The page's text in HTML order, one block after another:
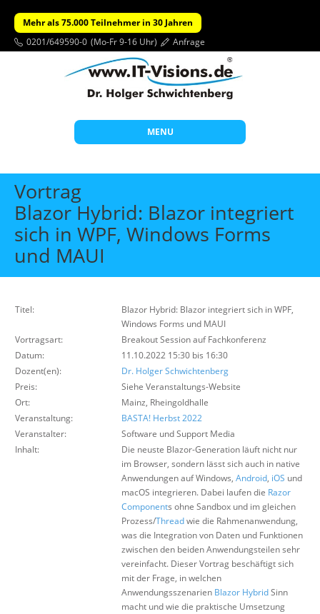
Mehr als 75.000 Teilnehmer in 30 Jahren
0201/649590-0 (Mo-Fr 9-16 Uhr) Anfrage
MENU
Start
Beratung
Individuelle Schulungen
Offene Seminare
Über uns
Vortrag
Blazor Hybrid: Blazor integriert
sich in WPF, Windows Forms
und MAUI
Titel:
Blazor Hybrid: Blazor integriert sich in WPF,
Windows Forms und MAUI
Vortragsart:
Breakout Session auf Fachkonferenz
Datum:
11.10.2022 15:30 bis 16:30
Dozent(en):
Dr. Holger Schwichtenberg
Preis:
Siehe Veranstaltungs-Website
Ort:
Mainz, Rheingoldhalle
Veranstaltung:
BASTA! Herbst 2022
Veranstalter:
Software und Support Media
Inhalt:
Die neuste Blazor-Generation läuft nicht nur
im Browser, sondern lässt sich auch in native
Anwendungen auf Windows, Android, iOS und
macOS integrieren. Dabei laufen die Razor
Components ohne Sandbox und im gleichen
Prozess/Threadwie die Rahmenanwendung,
was die Integration von Daten und Funktionen
zwischen den beiden Anwendungsteilen sehr
vereinfacht. Dieser Vortrag beschäftigt sich
mit der Frage, in welchen
Anwendungsszenarien Blazor HybridSinn
macht und wie die praktische Umsetzung